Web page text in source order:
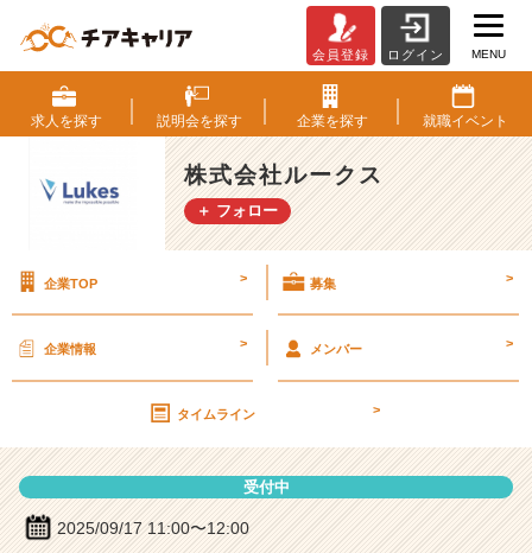
式
会
社
ル
ー
ク
明
細
|
ー・
会員登録 ログイン MENU
求人を探す 説明会を探す 企業を探す 就職イベント
株式会社ルークス
＋ フォロー
企業TOP > 募集 >
企業情報 > メンバー >
タイムライン >
受付中
2025/09/17 11:00〜12:00